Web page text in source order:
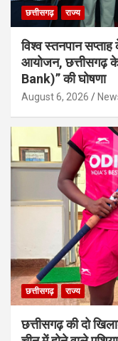
छत्तीसगढ़ राज्य
विश्व स्तनपान
आयोजन, छत्तीसगढ़
Bank)” की घोषणा
August 6, 2026
छत्तीसगढ़ राज्य
छत्तीसगढ़ की दो